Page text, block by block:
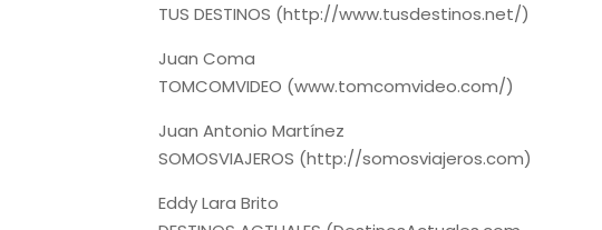
TUS DESTINOS (http://www.tusdestinos.net/)
Juan Coma
TOMCOMVIDEO (www.tomcomvideo.com/)
Juan Antonio Martínez
SOMOSVIAJEROS (http://somosviajeros.com)
Eddy Lara Brito